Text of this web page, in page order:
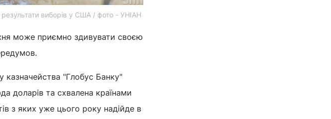
виборів у США / фото - УНІАН
може приємно здивувати своєю
казначейства "Глобус Банку"
доларів та схвалена країнами
з яких уже цього року надійде в